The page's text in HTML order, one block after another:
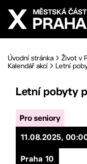
Přejít na hlavní
Úvodní stránka Život v
Kalendář akcí
Letní
Letní pobyty
Pro seniory
11.08.2025,
Praha 10